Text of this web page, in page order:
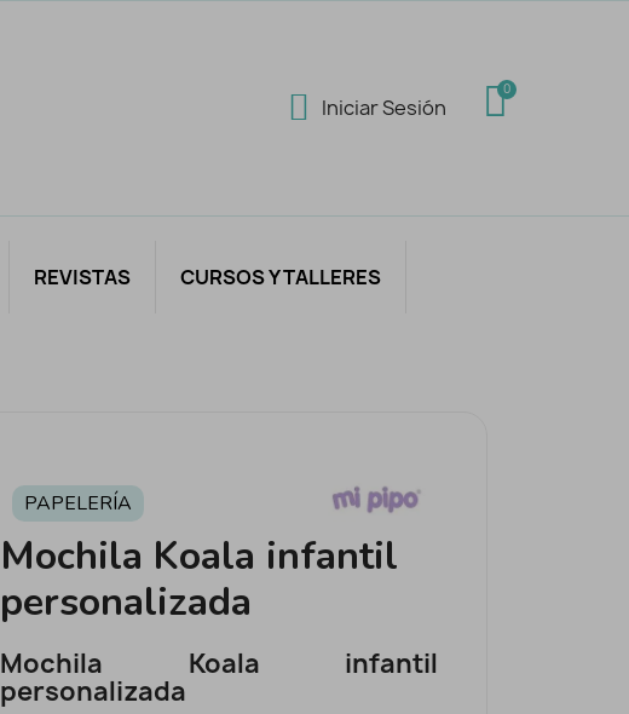
Iniciar Sesión
REVISTAS CURSOS Y TALLERES
PAPELERÍA
Mochila Koala infantil
personalizada
Mochila Koala infantil
personalizada